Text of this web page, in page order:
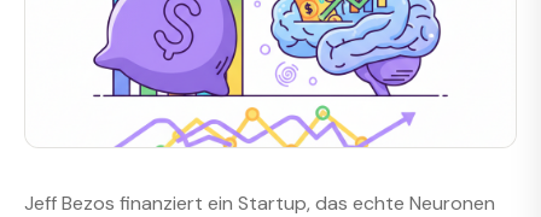
Jeff Bezos finanziert ein Startup, das echte Neuronen